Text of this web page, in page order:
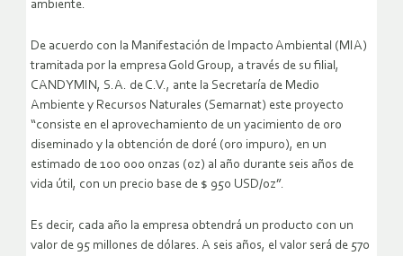
ambiente.
De acuerdo con la Manifestación de Impacto Ambiental (MIA)
tramitada por la empresa Gold Group, a través de su filial,
CANDYMIN, S.A. de C.V., ante la Secretaría de Medio
Ambiente y Recursos Naturales (Semarnat) este proyecto
“consiste en el aprovechamiento de un yacimiento de oro
diseminado y la obtención de doré (oro impuro), en un
estimado de 100 000 onzas (oz) al año durante seis años de
vida útil, con un precio base de $ 950 USD/oz”.
Es decir, cada año la empresa obtendrá un producto con un
valor de 95 millones de dólares. A seis años, el valor será de 570